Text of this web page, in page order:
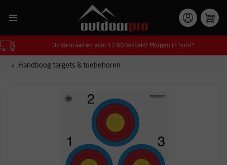
Op voorraad en voor 17:00 besteld? Morgen in huis!*
Handboog targets & toebehoren